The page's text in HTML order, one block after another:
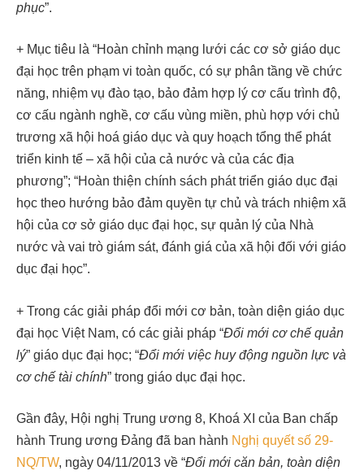
phục”.
+ Mục tiêu là “Hoàn chỉnh mạng lưới các cơ sở giáo dục
đại học trên phạm vi toàn quốc, có sự phân tầng về chức
năng, nhiệm vụ đào tạo, bảo đảm hợp lý cơ cấu trình độ,
cơ cấu ngành nghề, cơ cấu vùng miền, phù hợp với chủ
trương xã hội hoá giáo dục và quy hoạch tổng thể phát
triển kinh tế – xã hội của cả nước và của các địa
phương”; “Hoàn thiện chính sách phát triển giáo dục đại
học theo hướng bảo đảm quyền tự chủ và trách nhiệm xã
hội của cơ sở giáo dục đại học, sự quản lý của Nhà
nước và vai trò giám sát, đánh giá của xã hội đối với giáo
dục đại học”.
+ Trong các giải pháp đổi mới cơ bản, toàn diện giáo dục
đại học Việt Nam, có các giải pháp “Đổi mới cơ chế quản
lý” giáo dục đại học; “Đổi mới việc huy động nguồn lực và
cơ chế tài chính” trong giáo dục đại học.
Gần đây, Hội nghị Trung ương 8, Khoá XI của Ban chấp
hành Trung ương Đảng đã ban hành Nghị quyết số 29-
NQ/TW, ngày 04/11/2013 về “Đổi mới căn bản, toàn diện